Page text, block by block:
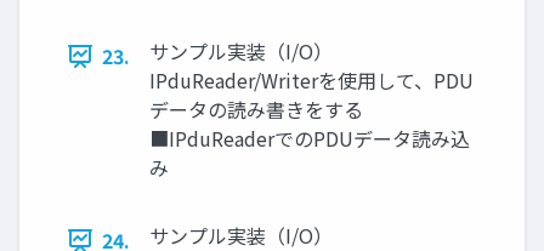
23.
サンプル実装（I/O）
IPduReader/Writerを使⽤して、PDU
データの読み書きをする
■IPduReaderでのPDUデータ読み込
み
24.
サンプル実装（I/O）